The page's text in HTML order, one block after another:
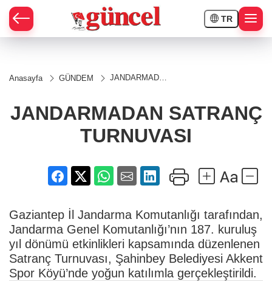
TR
Anasayfa GÜNDEM
JANDARMADAN
JANDARMADAN SATRANÇ
TURNUVASI
Gaziantep İl Jandarma Komutanlığı tarafından,
Jandarma Genel Komutanlığı’nın 187. kuruluş
yıl dönümü etkinlikleri kapsamında düzenlenen
Satranç Turnuvası, Şahinbey Belediyesi Akkent
Spor Köyü’nde yoğun katılımla gerçekleştirildi.